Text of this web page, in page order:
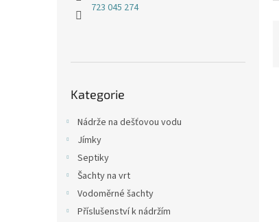
723 045 274
kategorie
Kategorie
Nádrže na dešťovou vodu
Jímky
Septiky
Šachty na vrt
Vodoměrné šachty
Příslušenství k nádržím